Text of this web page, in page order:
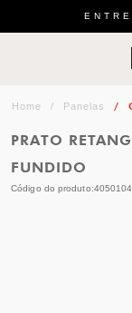
Panelas
PRATO
FUNDIDO
Código do produto: